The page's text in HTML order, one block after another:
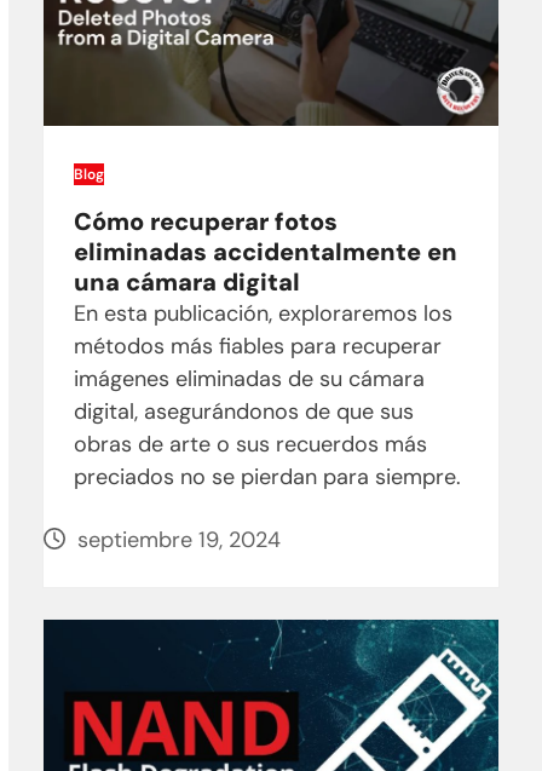
Blog
Cómo recuperar fotos
eliminadas accidentalmente en
una cámara digital
En esta publicación, exploraremos los
métodos más fiables para recuperar
imágenes eliminadas de su cámara
digital, asegurándonos de que sus
obras de arte o sus recuerdos más
preciados no se pierdan para siempre.
septiembre 19, 2024